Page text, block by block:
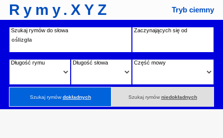
Rymy.XYZ Tryb ciemny
Szukaj rymów do słowa Zaczynających się od
Długość rymu Długość słowa Część mowy
Szukaj rymówdokładnych Szukaj rymów niedokładnych